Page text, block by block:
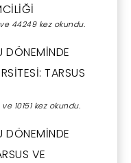
44249 kez okundu.
DÖNEMİNDE
TARSUS
10151 kez okundu.
DÖNEMİNDE
VE